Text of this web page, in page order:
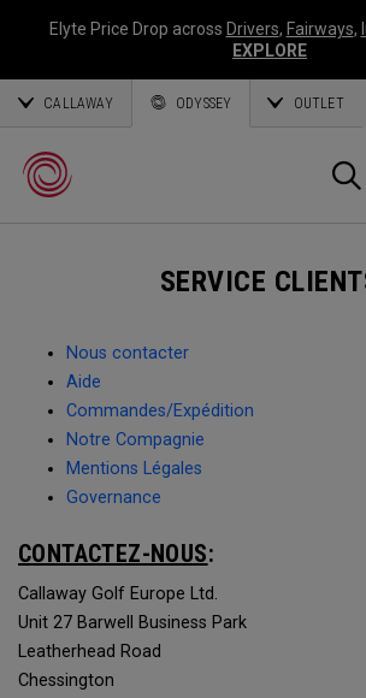
Elyte Price Drop across Drivers, Fairways,
EXPLORE
CALLAWAY ODYSSEY OUTLET
SERVICE
Nous contacter
Aide
Commandes/Expédition
Notre Compagnie
Mentions Légales
Governance
CONTACTEZ-NOUS:
Callaway Golf Europe Ltd.
Unit 27 Barwell Business Park
Leatherhead Road
Chessington